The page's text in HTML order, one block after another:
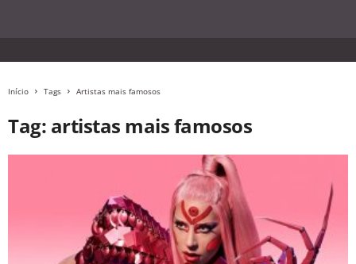
Início Tags Artistas mais famosos
Tag: artistas mais famosos